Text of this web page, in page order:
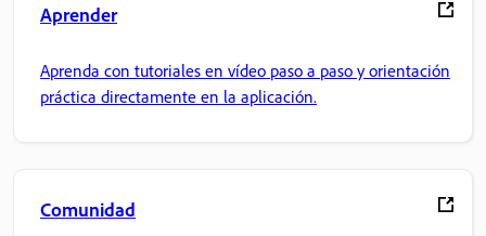
Aprender
Aprenda con tutoriales en vídeo paso a paso y orientación
práctica directamente en la aplicación.
Comunidad